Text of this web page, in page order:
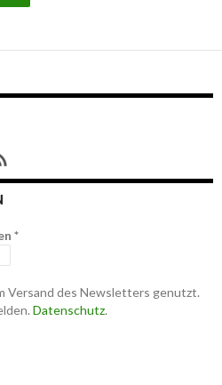
*
Versand des Newsletters genutzt.
Datenschutz.